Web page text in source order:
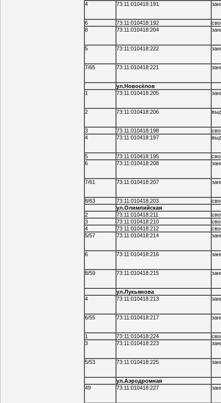
4 73:11:010418:191
6 73:11:010418:192
8
73:11:010418:204
5 73:11:010418:222
7/65 73:11:010418:221
ул.Новосёлов
1
73:11:010418:205
2 73:11:010418:206
3 73:11:010418:198
4
73:11:010418:197
5 73:11:010418:195
6
73:11:010418:208
7/61 73:11:010418:207
8/63 73:11:010418:203
ул.Олимпийская
2
73:11:010418:211
3
73:11:010418:210
4
73:11:010418:212
5/57
73:11:010418:214
6 73:11:010418:216
8/59 73:11:010418:215
ул.Лукьянова
4
73:11:010418:213
6/55 73:11:010418:217
1 73:11:010418:224
3
73:11:010418:223
5/53 73:11:010418:225
ул.Аэродромная
49
73:11:010418:227